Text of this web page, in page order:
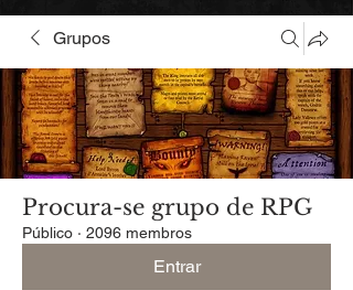
Grupos
Procura-se grupo de RPG
Público · 2096 membros
Entrar